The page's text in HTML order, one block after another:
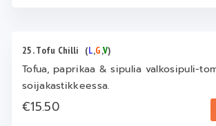
25. Tofu Chilli (L,G,V)
Tofua, paprikaa & sipulia valkosipuli-
soijakastikkeessa.
€15.50